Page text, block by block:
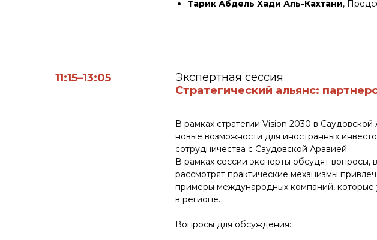
Тарик Абдель Хади Аль-Кахтани,
11:15–13:05
Экспертная сессия
Стратегический альянс:
В рамках стратегии Vision 2030 в
новые возможности для иностранных
сотрудничества с Саудовской Аравией.
В рамках сессии эксперты обсудят
рассмотрят практические механизмы
примеры международных компаний,
в регионе.
Вопросы для обсуждения: